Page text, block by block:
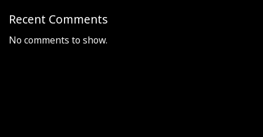
Recent Comments
No comments to show.